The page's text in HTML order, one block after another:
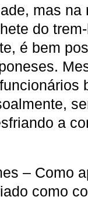
mas na
do
é bem
a
– Como
como